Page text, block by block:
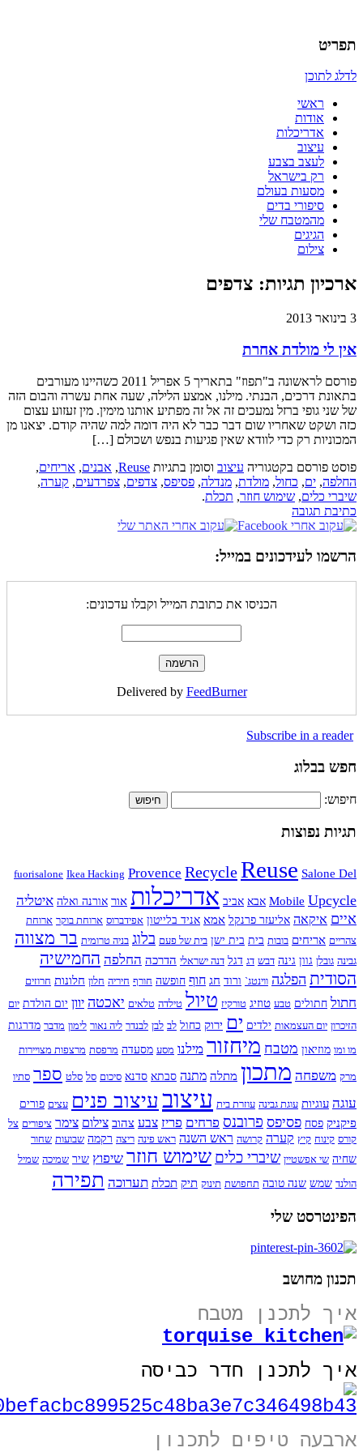
כמו אויר לנשימה – בלוג של
אדריכלית
תפריט
לדלג לתוכן
ראשי
אודות
אדריכלות
עיצוב
לעצב בצבע
רק בישראל
מסעות בעולם
סיפורי בדים
מהמטבח שלי
הגיגים
צילום
ארכיון תגיות: צדפים
אין לי מולדת אחרת
פורסם לראשונה ב"תפוז" בתאריך 5 אפריל 2011 כשהיינו מעורבים
בתאונת דרכים, הבנתי. מילנו, אמצע הלילה, שעה אחת עשרה והבום הזה
של שני גופי ברזל נמעכים זה אל זה מפתיע אותנו מימין. מין זעזוע עצום
כזה ושקט שאחריו שום דבר כבר לא היה דומה למה שהיה קודם. יצאנו מן
המכוניות רק כדי לוודא שאין פגיעות בנפש ושכולם […]
פוסט פורסם בקטגוריהעיצובוסומן בתגיותReuse
,אבנים,אריחים,
החלפה,ים,כחול,מולדת,מנדלה,פסיפס,צדפים,צפרדעים,קערה,
שיברי כלים,שימוש חוזר,תכלת.
כתיבת תגובה
הרשמו לעידכונים במייל:
הכניסו את כתובת המייל וקבלו עדכונים:
Delivered byFeedBurner
Subscribe in a reader
חפש בבלוג
חיפוש:
תגיות נפוצות
fuorisalone Ikea Hacking Provence Recycle Reuse Salone Del
Mobile Upcycle אבא אביב אדריכלות אור אורנה ואלה איטליה
איים איקאה אליעזר פרנקל אמא אניד בלייטון אפידברוס ארוחת בוקר ארוחת
צהריים אריחים בובות בית בית ישן בית של פעם בלוג בניה טרומית בר מצווה
גבינה גובלן גוון גינה דבש דג דגל דנה ישראלי הדרכה החלפה החמישיה
הסודית הפלגה ווינטג` ורוד חג חוף חופשה חורף חיריה חלון חלונות חרוזים
חתול חתולים טבע טוזיג טורקיז טיול טילדה טלאים יאכטה יוון יום הולדת יום
הזיכרון יום העצמאות ילדים ים ירוק כחול לב לבן לבנדר ליה נאור לימון מדבר מדרגות
מו ומו מוזיאון מטבח מיחזור מילנו מסע מסעדה מרפסת מרצפות מצויירות
מרק משפחה מתכון מתלה מתנה סבתא סדנא סיכום סל סלט ספר סתיו
עוגה עוגיות עוגת גבינה עוזרת בית עיצובעיצוב פנים עצים פורים
פיקניק פסח פסיפס פרובנס פרחים פריז צבע צהוב צילום צימר ציפורים צל
קורס קינוח קיץ קערה קרושה ראש השנה ראש פינה ריצה רקמה שבועות שחור
שחיה שי אפשטיין שיברי כליםשימוש חוזר שיפוץ שיר שמיכה שמיל
הולנד שמש שנה טובה תחפושת תינוק תיק תכלת תערוכה תפירה
הפינטרסט שלי
תכנון מחושב
איך לתכנן מטבח
איך לתכנן חדר כביסה
ארבעה טיפים לתכנון